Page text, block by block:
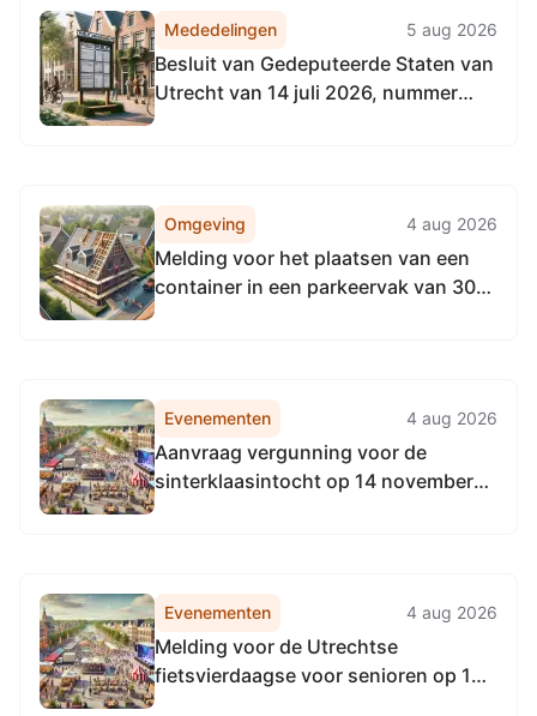
Vervangingsregeling directie
Regulering & Expertise
Omgevingsdienst
Noordzeekanaalgebied
Mededelingen 5 aug 2026
Besluit van Gedeputeerde Staten van
Utrecht van 14 juli 2026, nummer
Omgeving 4 aug 2026
Melding voor het plaatsen van een
container in een parkeervak van 30
Evenementen 4 aug 2026
Aanvraag vergunning voor de
sinterklaasintocht op 14 november
op 5 december 2026 te Woudenberg
Evenementen 4 aug 2026
Melding voor de Utrechtse
fietsvierdaagse voor senioren op 1